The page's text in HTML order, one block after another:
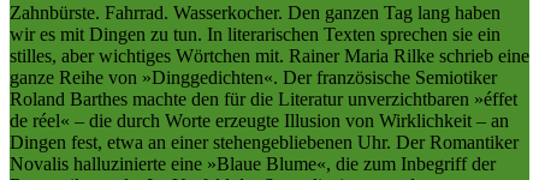
Zahnbürste. Fahrrad. Wasserkocher. Den ganzen Tag lang haben
wir es mit Dingen zu tun. In literarischen Texten sprechen sie ein
stilles, aber wichtiges Wörtchen mit. Rainer Maria Rilke schrieb eine
ganze Reihe von »Dinggedichten«. Der französische Semiotiker
Roland Barthes machte den für die Literatur unverzichtbaren »éffet
de réel« – die durch Worte erzeugte Illusion von Wirklichkeit – an
Dingen fest, etwa an einer stehengebliebenen Uhr. Der Romantiker
Novalis halluzinierte eine »Blaue Blume«, die zum Inbegriff der